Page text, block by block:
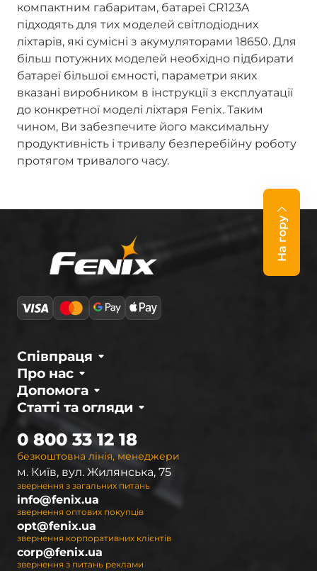
компактним габаритам, батареї CR123A
підходять для тих моделей світлодіодних
ліхтарів, які сумісні з акумуляторами 18650. Для
більш потужних моделей необхідно підбирати
батареї більшої ємності, параметри яких
вказані виробником в інструкції з експлуатації
до конкретної моделі ліхтаря Fenix. Таким
чином, Ви забезпечите його максимальну
продуктивність і тривалу безперебійну роботу
протягом тривалого часу.
На гору
Про нас
Співпраця
Статті та огляди
Допомога
безкоштовна лінія, менеджери
0 800 33 12 18
м. Київ, вул. Жилянська, 75
звернення з загальних питань
info@fenix.ua
звернення оптових покупців
opt@fenix.ua
звернення корпоративних клієнтів
corp@fenix.ua
звернення з питань реклами